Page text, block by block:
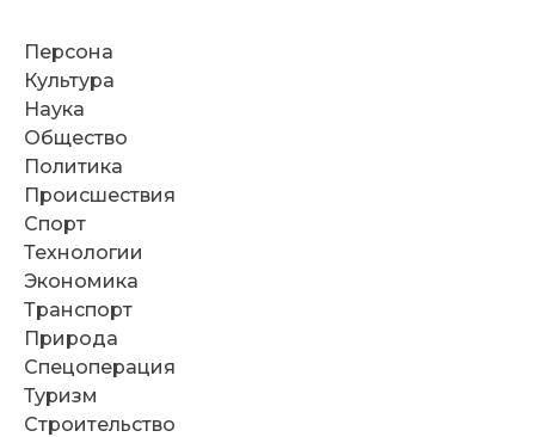
Персона
Культура
Наука
Общество
Политика
Происшествия
Спорт
Технологии
Экономика
Транспорт
Природа
Спецоперация
Туризм
Строительство